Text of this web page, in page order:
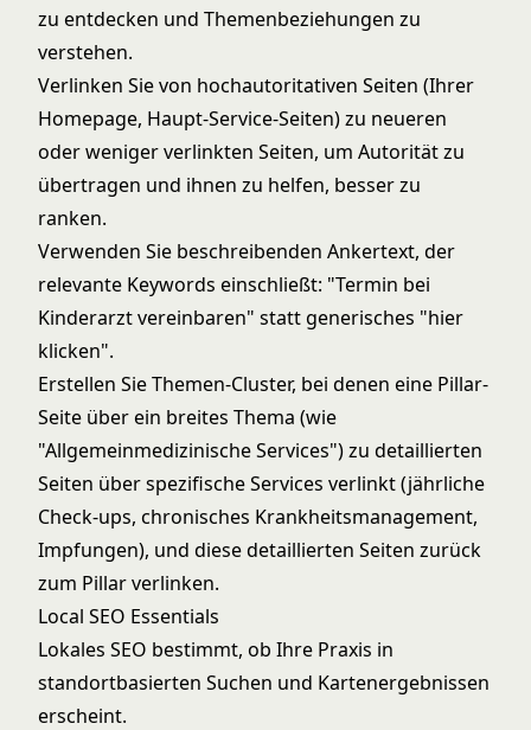
zu entdecken und Themenbeziehungen zu
verstehen.
Verlinken Sie von hochautoritativen Seiten (Ihrer
Homepage, Haupt-Service-Seiten) zu neueren
oder weniger verlinkten Seiten, um Autorität zu
übertragen und ihnen zu helfen, besser zu
ranken.
Verwenden Sie beschreibenden Ankertext, der
relevante Keywords einschließt: "Termin bei
Kinderarzt vereinbaren" statt generisches "hier
klicken".
Erstellen Sie Themen-Cluster, bei denen eine Pillar-
Seite über ein breites Thema (wie
"Allgemeinmedizinische Services") zu detaillierten
Seiten über spezifische Services verlinkt (jährliche
Check-ups, chronisches Krankheitsmanagement,
Impfungen), und diese detaillierten Seiten zurück
zum Pillar verlinken.
Local SEO Essentials
Lokales SEO bestimmt, ob Ihre Praxis in
standortbasierten Suchen und Kartenergebnissen
erscheint.